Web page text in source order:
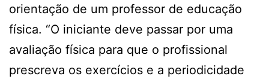
orientação de um professor de educação
física. “O iniciante deve passar por uma
avaliação física para que o profissional
prescreva os exercícios e a periodicidade